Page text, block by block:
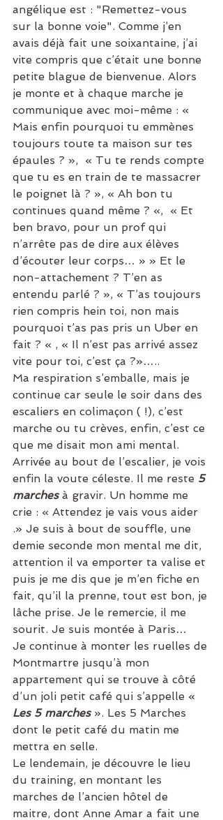
angélique est : "Remettez-vous
sur la bonne voie". Comme j’en
avais déjà fait une soixantaine, j’ai
vite compris que c’était une bonne
petite blague de bienvenue. Alors
je monte et à chaque marche je
communique avec moi-même : «
Mais enfin pourquoi tu emmènes
toujours toute ta maison sur tes
épaules ? »,  « Tu te rends compte
que tu es en train de te massacrer
le poignet là ? », « Ah bon tu
continues quand même ? «,  « Et
ben bravo, pour un prof qui
n’arrête pas de dire aux élèves
d’écouter leur corps… » » Et le
non-attachement ? T’en as
entendu parlé ? », « T’as toujours
rien compris hein toi, non mais
pourquoi t’as pas pris un Uber en
fait ? « , « Il n’est pas arrivé assez
vite pour toi, c’est ça ?»…..
Ma respiration s’emballe, mais je
continue car seule le soir dans des
escaliers en colimaçon ( !), c’est
marche ou tu crèves, enfin, c’est ce
que me disait mon ami mental.
Arrivée au bout de l’escalier, je vois
enfin la voute céleste. Il me reste 5
marches à gravir. Un homme me
crie : « Attendez je vais vous aider
.» Je suis à bout de souffle, une
demie seconde mon mental me dit,
attention il va emporter ta valise et
puis je me dis que je m’en fiche en
fait, qu’il la prenne, tout est bon, je
lâche prise. Je le remercie, il me
sourit. Je suis montée à Paris…
Je continue à monter les ruelles de
Montmartre jusqu’à mon
appartement qui se trouve à côté
d’un joli petit café qui s’appelle «
Les 5 marches ». Les 5 Marches
dont le petit café du matin me
mettra en selle.
Le lendemain, je découvre le lieu
du training, en montant les
marches de l’ancien hôtel de
maitre, dont Anne Amar a fait une